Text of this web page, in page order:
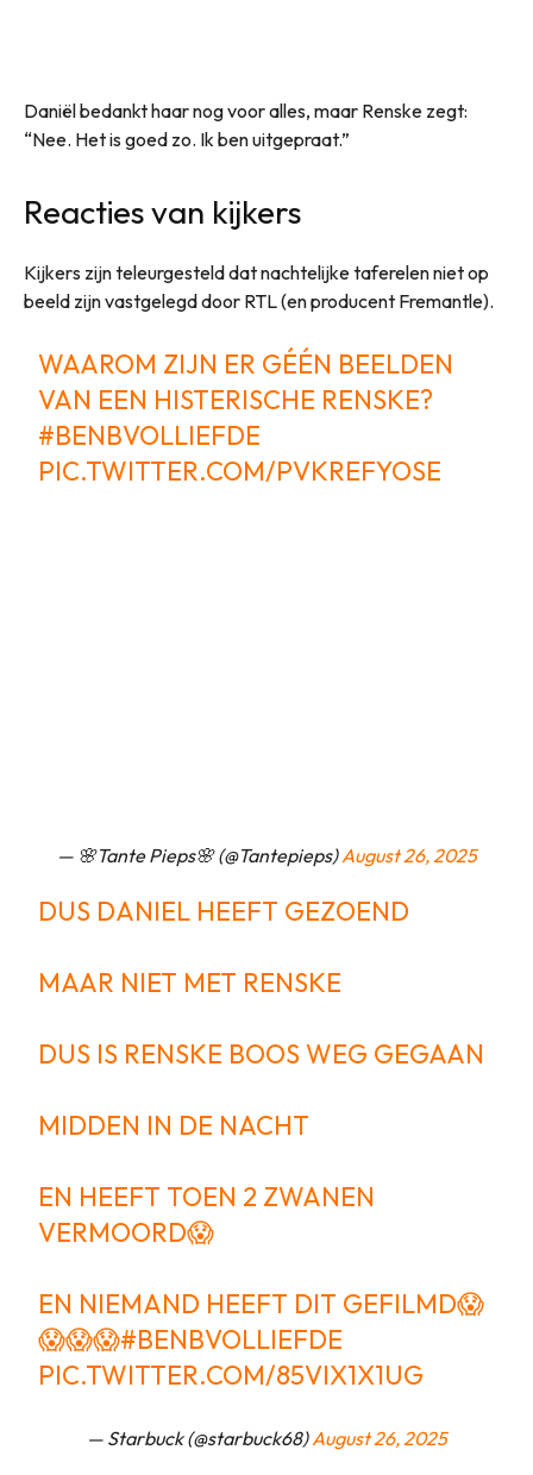
Daniël bedankt haar nog voor alles, maar Renske zegt:
“Nee. Het is goed zo. Ik ben uitgepraat.”
Reacties van kijkers
Kijkers zijn teleurgesteld dat nachtelijke taferelen niet op
beeld zijn vastgelegd door RTL (en producent Fremantle).
WAAROM ZIJN ER GÉÉN BEELDEN
VAN EEN HISTERISCHE RENSKE?
#BENBVOLLIEFDE
PIC.TWITTER.COM/PVKREFYOSE
— 🌸Tante Pieps🌸 (@Tantepieps)August 26, 2025
DUS DANIEL HEEFT GEZOEND
MAAR NIET MET RENSKE
DUS IS RENSKE BOOS WEG GEGAAN
MIDDEN IN DE NACHT
EN HEEFT TOEN 2 ZWANEN
VERMOORD😱
EN NIEMAND HEEFT DIT GEFILMD😱
😱😱😱#BENBVOLLIEFDE
PIC.TWITTER.COM/85VIX1X1UG
— Starbuck (@starbuck68)August 26, 2025